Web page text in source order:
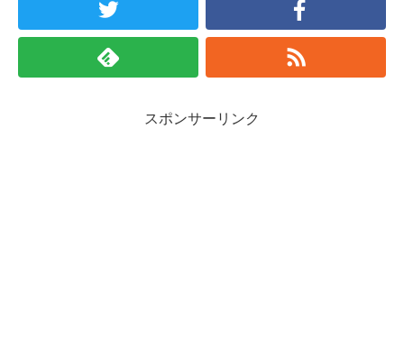
スポンサーリンク